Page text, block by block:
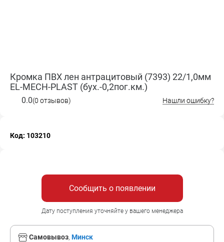
Кромка ПВХ лен антрацитовый (7393) 22/1,0мм
EL-MECH-PLAST (бух.-0,2пог.км.)
0.0(0 отзывов) Нашли ошибку?
Код: 103210
Сообщить о появлении
Дату поступления уточняйте у вашего менеджера
Самовывоз, Минск